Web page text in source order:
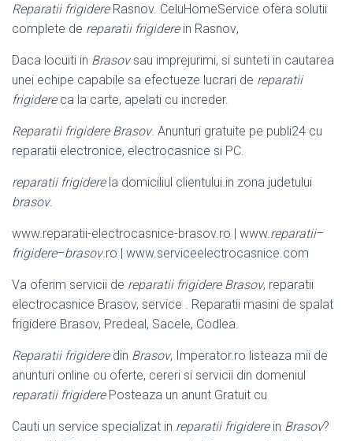
Reparatii frigidereRasnov. CeluHomeService ofera solutii
complete de reparatii frigiderein Rasnov,
Daca locuiti in Brasovsau imprejurimi, si sunteti in cautarea
unei echipe capabile sa efectueze lucrari de reparatii
frigidereca la carte, apelati cu increder.
Reparatii frigidere Brasov. Anunturi gratuite pe publi24 cu
reparatii electronice, electrocasnice si PC.
reparatii frigiderela domiciliul clientului.in zona judetului
brasov.
www.reparatii-electrocasnice-brasov.ro | www.reparatii–
frigidere–brasov.ro | www.serviceelectrocasnice.com
Va oferim servicii de reparatii frigidere Brasov, reparatii
electrocasnice Brasov, service . Reparatii masini de spalat
frigidere Brasov, Predeal, Sacele, Codlea.
Reparatii frigideredin Brasov, Imperator.ro listeaza mii de
anunturi online cu oferte, cereri si servicii din domeniul
reparatii frigiderePosteaza un anunt Gratuit cu
Cauti un service specializat in reparatii frigiderein Brasov?